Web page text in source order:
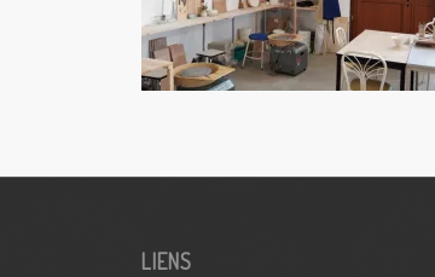
LIENS